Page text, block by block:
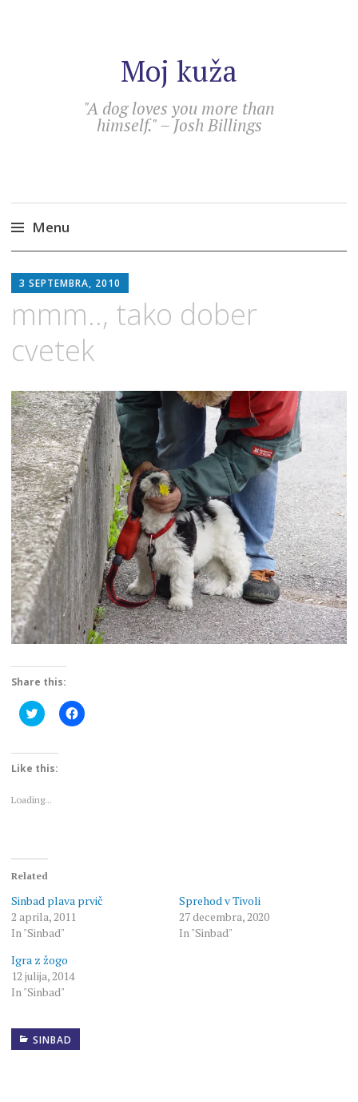
Moj kuža
"A dog loves you more than
himself." – Josh Billings
Menu
to
3 SEPTEMBRA, 2010
mmm.., tako dober
cvetek
Share this:
Click
to
Twitter
(Opens
in
Click
to
Like this:
Loading...
Related
Sinbad plava prvič
2 aprila, 2011
In "Sinbad"
Sprehod v Tivoli
27 decembra, 2020
In "Sinbad"
Igra z žogo
12 julija, 2014
In "Sinbad"
SINBAD